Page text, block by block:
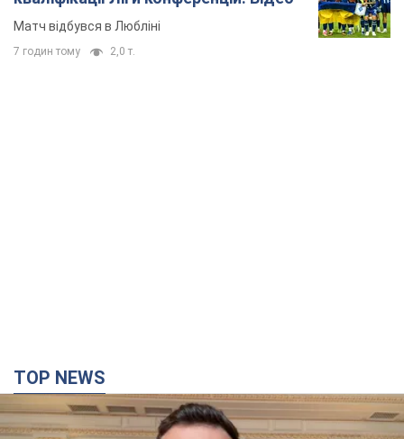
"Захист нашого життя": Зеленський про
антибалістику FREYJA, санкції проти Росії й
підтримку аграріїв. Відео